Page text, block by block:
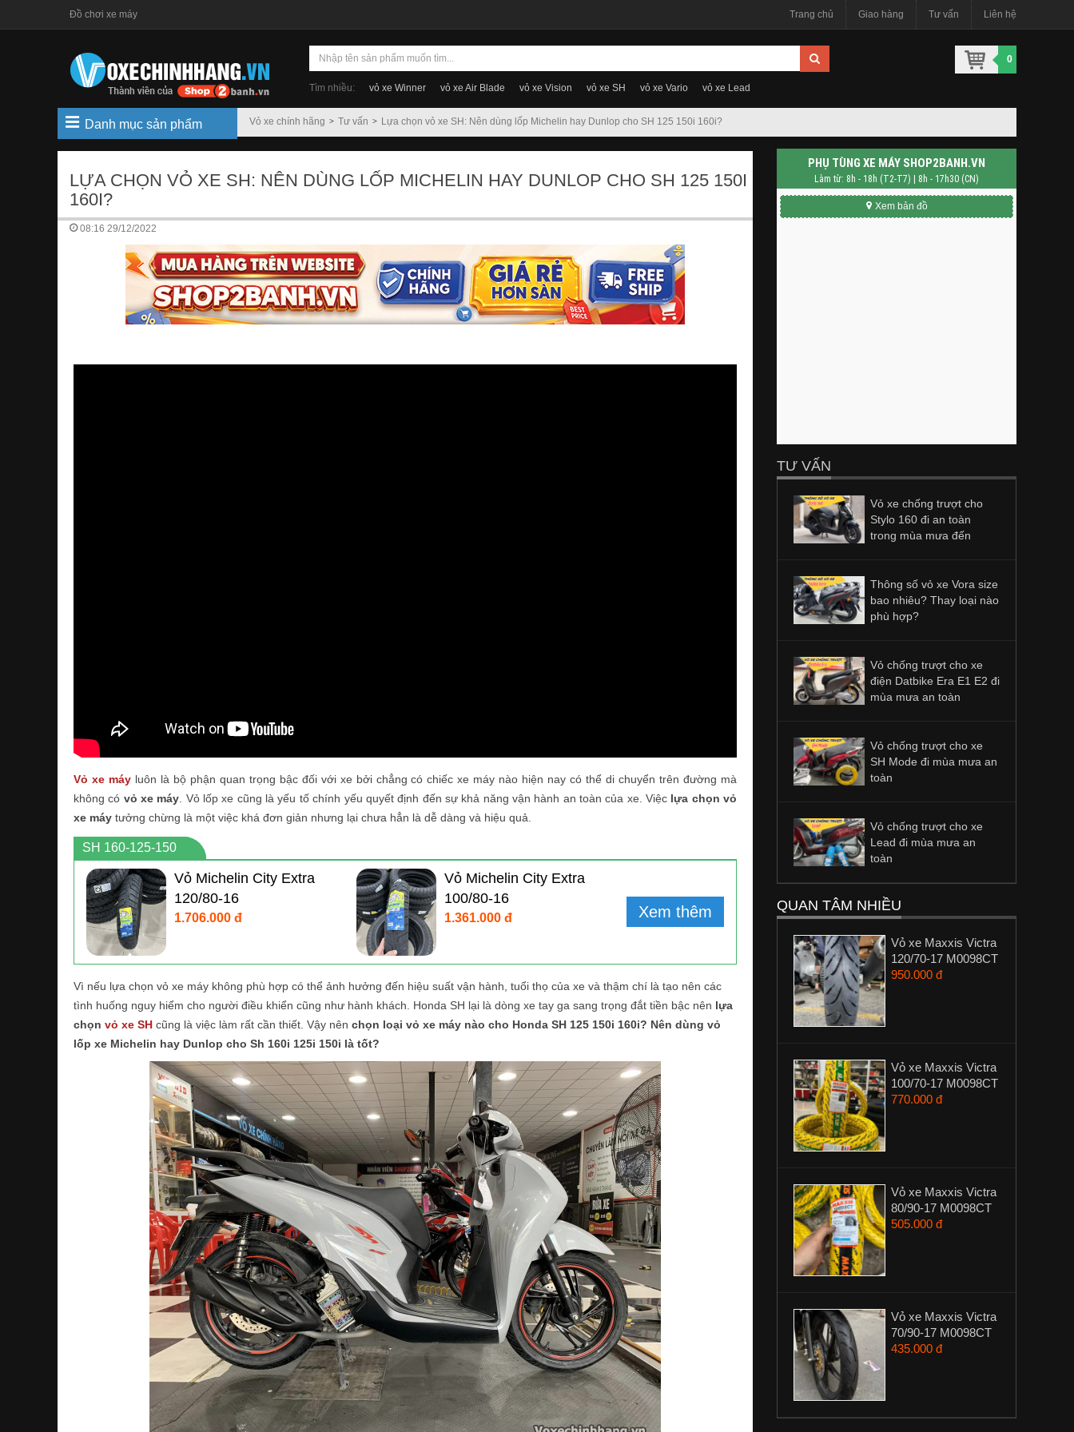
Đồ chơi xe máy Trang chủ Giao hàng Tư vấn Liên hệ
Tìm nhiều: vỏ xe Winner vỏ xe Air Blade vỏ xe Vision vỏ xe SH vỏ xe Vario vỏ xe Lead
0
Vỏ xe chính hãng Tư vấn Lựa chọn vỏ xe SH: Nên dùng lốp Michelin hay Dunlop cho SH 125 150i 160i?
Danh mục sản phẩm
LỰA CHỌN VỎ XE SH: NÊN DÙNG LỐP MICHELIN HAY DUNLOP CHO SH 125 150I
160I?
08:16 29/12/2022
Vỏ xe máyluôn là bộ phận quan trọng bậc đối với xe bởi chẳng có chiếc xe máy nào hiện nay có thể di chuyển trên đường mà
không có vỏ xe máy . Vỏ lốp xe cũng là yếu tố chính yếu quyết định đến sự khả năng vận hành an toàn của xe. Việc lựa chọn vỏ
xe máy tưởng chừng là một việc khá đơn giản nhưng lại chưa hẳn là dễ dàng và hiệu quả.
SH 160-125-150
Vỏ Michelin City Extra
120/80-16
1.706.000 đ
Vỏ Michelin City Extra
100/80-16
1.361.000 đ Xem thêm
Vì nếu lựa chọn vỏ xe máy không phù hợp có thể ảnh hưởng đến hiệu suất vận hành, tuổi thọ của xe và thậm chí là tạo nên các
tình huống nguy hiểm cho người điều khiển cũng như hành khách. Honda SH lại là dòng xe tay ga sang trọng đắt tiền bậc nên lựa
chọn vỏ xe SH cũng là việc làm rất cần thiết. Vậy nên chọn loại vỏ xe máy nào cho Honda SH 125 150i 160i? Nên dùng vỏ
lốp xe Michelin hay Dunlop cho Sh 160i 125i 150i là tốt?
PHỤ TÙNG XE MÁY SHOP2BANH.VN
Làm từ: 8h - 18h (T2-T7) | 8h - 17h30 (CN)
Xem bản đồ
TƯ VẤN
Vỏ xe chống trượt cho
Stylo 160 đi an toàn
trong mùa mưa đến
Thông số vỏ xe Vora size
bao nhiêu? Thay loại nào
phù hợp?
Vỏ chống trượt cho xe
điện Datbike Era E1 E2 đi
mùa mưa an toàn
Vỏ chống trượt cho xe
SH Mode đi mùa mưa an
toàn
Vỏ chống trượt cho xe
Lead đi mùa mưa an
toàn
QUAN TÂM NHIỀU
Vỏ xe Maxxis Victra
120/70-17 M0098CT
950.000 đ
Vỏ xe Maxxis Victra
100/70-17 M0098CT
770.000 đ
Vỏ xe Maxxis Victra
80/90-17 M0098CT
505.000 đ
Vỏ xe Maxxis Victra
70/90-17 M0098CT
435.000 đ